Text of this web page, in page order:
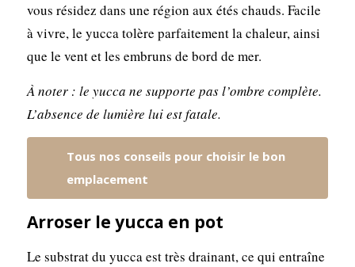
vous résidez dans une région aux étés chauds. Facile
à vivre, le yucca tolère parfaitement la chaleur, ainsi
que le vent et les embruns de bord de mer.
À noter : le yucca ne supporte pas l’ombre complète.
L’absence de lumière lui est fatale.
Tous nos conseils pour choisir le bon
emplacement
Arroser le yucca en pot
Le substrat du yucca est très drainant, ce qui entraîne